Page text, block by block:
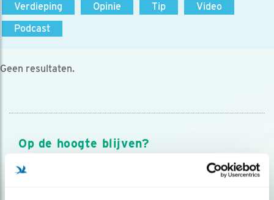
Verdieping
Opinie Tip
Video
Podcast
Geen resultaten.
Op de hoogte blijven?
Meld je aan en ontvang nieuws, inspiratie, acties en tips
over vogels en activiteiten van Vogelbescherming.